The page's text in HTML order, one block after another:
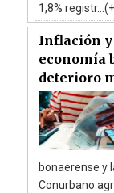
1,8%
Inflación
economía
deterioro
bonaerense y
Conurbano